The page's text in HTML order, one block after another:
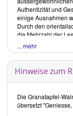
Authentizität und
einige Ausnahmen
Durch den
die Mehrzahl der
vegan auch für den
besonders
belassen wir zwar
Gesamteindruck
... mehr
Hinweise zum
Die Granatapfel-
übersetzt